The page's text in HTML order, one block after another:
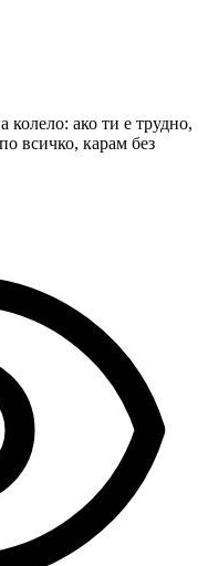
ако ти е трудно,
всичко, карам без